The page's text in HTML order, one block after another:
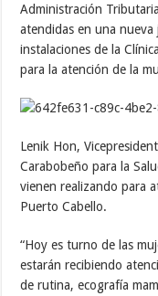
Administración
atendidas en una
instalaciones de la
para la atención de la
Lenik Hon,
Carabobeño para la
vienen realizando para
Puerto Cabello.
“Hoy es turno de las
estarán recibiendo
de rutina, ecografía